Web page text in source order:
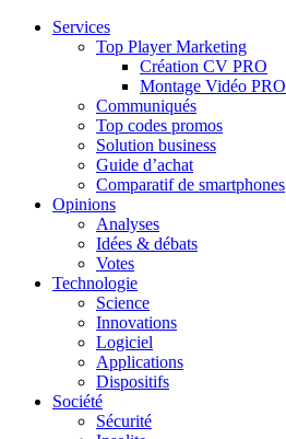
Services
Top Player Marketing
Création CV PRO
Montage Vidéo PRO
Communiqués
Top codes promos
Solution business
Guide d’achat
Comparatif de smartphones
Opinions
Analyses
Idées & débats
Votes
Technologie
Science
Innovations
Logiciel
Applications
Dispositifs
Société
Sécurité